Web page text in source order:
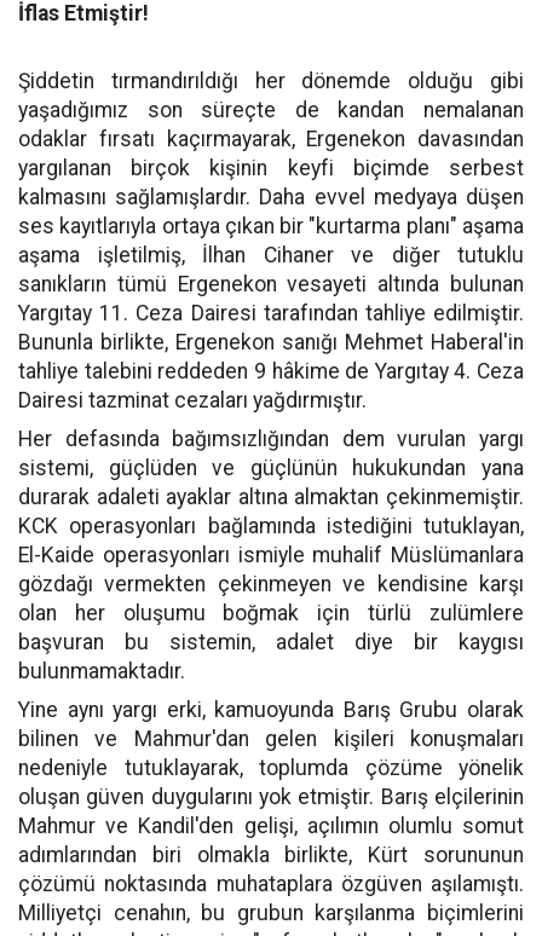
İflas Etmiştir!
Şiddetin tırmandırıldığı her dönemde olduğu gibi
yaşadığımız son süreçte de kandan nemalanan
odaklar fırsatı kaçırmayarak, Ergenekon davasından
yargılanan birçok kişinin keyfi biçimde serbest
kalmasını sağlamışlardır. Daha evvel medyaya düşen
ses kayıtlarıyla ortaya çıkan bir "kurtarma planı" aşama
aşama işletilmiş, İlhan Cihaner ve diğer tutuklu
sanıkların tümü Ergenekon vesayeti altında bulunan
Yargıtay 11. Ceza Dairesi tarafından tahliye edilmiştir.
Bununla birlikte, Ergenekon sanığı Mehmet Haberal'in
tahliye talebini reddeden 9 hâkime de Yargıtay 4. Ceza
Dairesi tazminat cezaları yağdırmıştır.
Her defasında bağımsızlığından dem vurulan yargı
sistemi, güçlüden ve güçlünün hukukundan yana
durarak adaleti ayaklar altına almaktan çekinmemiştir.
KCK operasyonları bağlamında istediğini tutuklayan,
El-Kaide operasyonları ismiyle muhalif Müslümanlara
gözdağı vermekten çekinmeyen ve kendisine karşı
olan her oluşumu boğmak için türlü zulümlere
başvuran bu sistemin, adalet diye bir kaygısı
bulunmamaktadır.
Yine aynı yargı erki, kamuoyunda Barış Grubu olarak
bilinen ve Mahmur'dan gelen kişileri konuşmaları
nedeniyle tutuklayarak, toplumda çözüme yönelik
oluşan güven duygularını yok etmiştir. Barış elçilerinin
Mahmur ve Kandil'den gelişi, açılımın olumlu somut
adımlarından biri olmakla birlikte, Kürt sorununun
çözümü noktasında muhataplara özgüven aşılamıştı.
Milliyetçi cenahın, bu grubun karşılanma biçimlerini